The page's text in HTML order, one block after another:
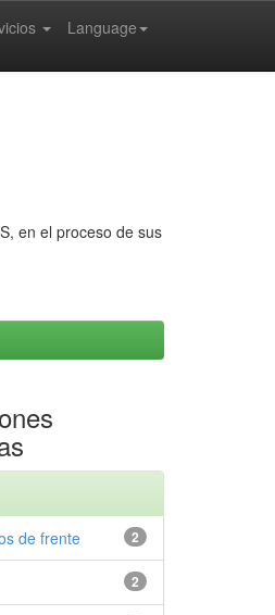
Language
en el proceso de sus
2
de frente
2